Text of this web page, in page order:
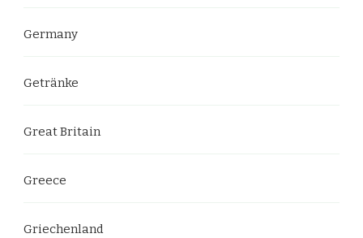
Germany
Getränke
Great Britain
Greece
Griechenland